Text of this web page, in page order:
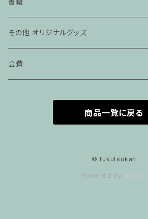
その他 オリジナルグッズ
会費
商品一覧に戻る
© fukutsukan
Powered by